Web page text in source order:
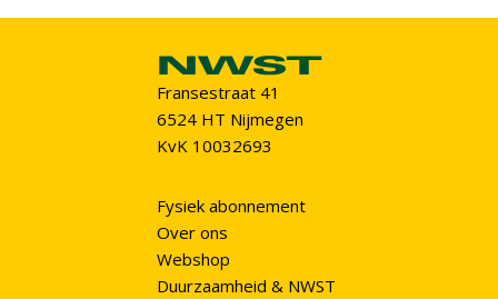
Fransestraat 41
6524 HT Nijmegen
KvK 10032693
Fysiek abonnement
Over ons
Webshop
Duurzaamheid & NWST